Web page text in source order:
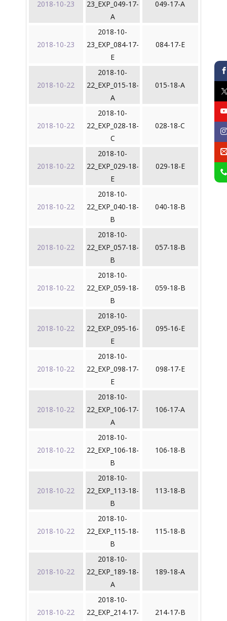
2018-10-23
23_EXP_049-17-
A
049-17-A
2018-10-23
2018-10-
23_EXP_084-17-
E
084-17-E
2018-10-22
2018-10-
22_EXP_015-18-
A
015-18-A
2018-10-22
2018-10-
22_EXP_028-18-
C
028-18-C
2018-10-22
2018-10-
22_EXP_029-18-
E
029-18-E
2018-10-22
2018-10-
22_EXP_040-18-
B
040-18-B
2018-10-22
2018-10-
22_EXP_057-18-
B
057-18-B
2018-10-22
2018-10-
22_EXP_059-18-
B
059-18-B
2018-10-22
2018-10-
22_EXP_095-16-
E
095-16-E
2018-10-22
2018-10-
22_EXP_098-17-
E
098-17-E
2018-10-22
2018-10-
22_EXP_106-17-
A
106-17-A
2018-10-22
2018-10-
22_EXP_106-18-
B
106-18-B
2018-10-22
2018-10-
22_EXP_113-18-
B
113-18-B
2018-10-22
2018-10-
22_EXP_115-18-
B
115-18-B
2018-10-22
2018-10-
22_EXP_189-18-
A
189-18-A
2018-10-22
2018-10-
22_EXP_214-17-
214-17-B